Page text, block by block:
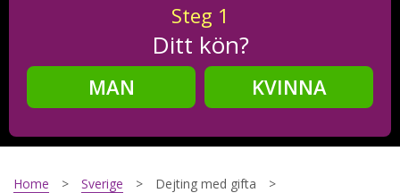
Steg 1
Ditt kön?
MAN
KVINNA
Steg2
Home Sverige Dejting med gifta